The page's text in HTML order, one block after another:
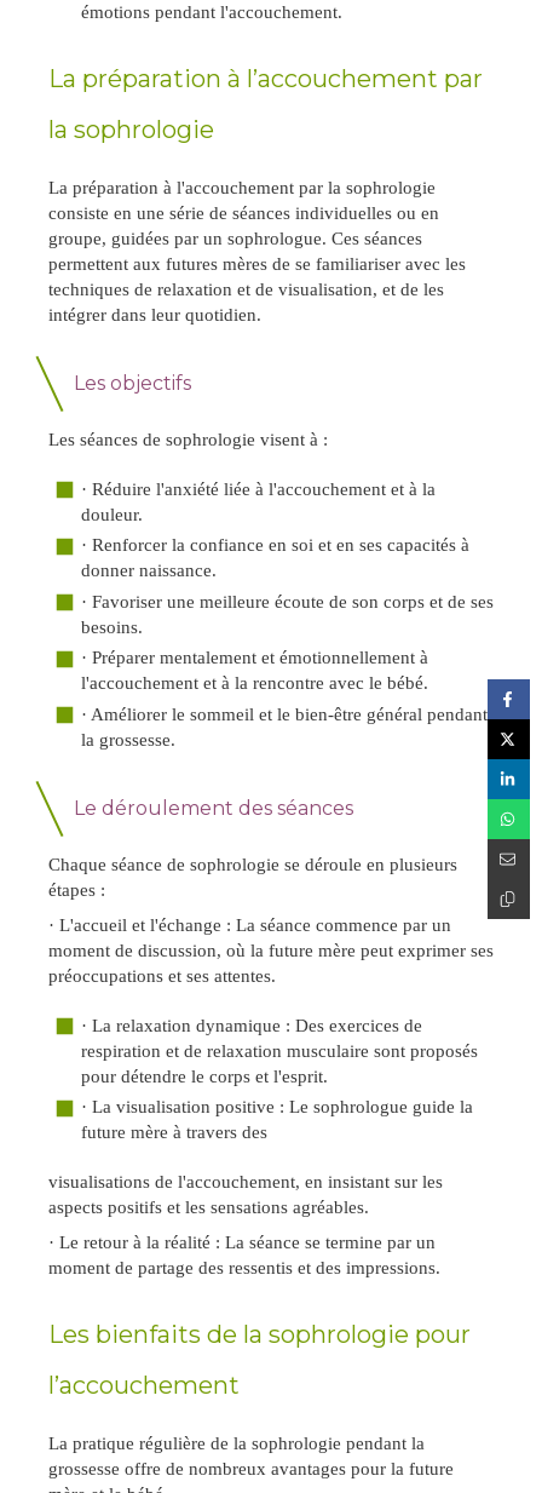
émotions pendant l'accouchement.
La préparation à l’accouchement par
la sophrologie
La préparation à l'accouchement par la sophrologie
consiste en une série de séances individuelles ou en
groupe, guidées par un sophrologue. Ces séances
permettent aux futures mères de se familiariser avec les
techniques de relaxation et de visualisation, et de les
intégrer dans leur quotidien.
Les objectifs
Les séances de sophrologie visent à :
· Réduire l'anxiété liée à l'accouchement et à la
douleur.
· Renforcer la confiance en soi et en ses capacités à
donner naissance.
· Favoriser une meilleure écoute de son corps et de ses
besoins.
· Préparer mentalement et émotionnellement à
l'accouchement et à la rencontre avec le bébé.
· Améliorer le sommeil et le bien-être général pendant
la grossesse.
Le déroulement des séances
Chaque séance de sophrologie se déroule en plusieurs
étapes :
· L'accueil et l'échange : La séance commence par un
moment de discussion, où la future mère peut exprimer ses
préoccupations et ses attentes.
· La relaxation dynamique : Des exercices de
respiration et de relaxation musculaire sont proposés
pour détendre le corps et l'esprit.
· La visualisation positive : Le sophrologue guide la
future mère à travers des
visualisations de l'accouchement, en insistant sur les
aspects positifs et les sensations agréables.
· Le retour à la réalité : La séance se termine par un
moment de partage des ressentis et des impressions.
Les bienfaits de la sophrologie pour
l’accouchement
La pratique régulière de la sophrologie pendant la
grossesse offre de nombreux avantages pour la future